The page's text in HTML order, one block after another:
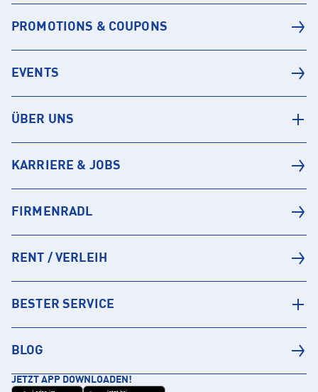
PROMOTIONS & COUPONS
EVENTS
ÜBER UNS
KARRIERE & JOBS
FIRMENRADL
RENT / VERLEIH
BESTER SERVICE
BLOG
JETZT APP DOWNLOADEN!